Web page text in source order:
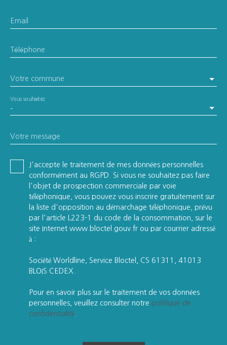
Email
Téléphone
Votre commune
-
Vous souhaitez
Votre message
J'accepte le traitement de mes données personnelles
conformément au RGPD. Si vous ne souhaitez pas faire
l'objet de prospection commerciale par voie
téléphonique, vous pouvez vous inscrire gratuitement sur
la liste d'opposition au démarchage téléphonique, prévu
par l'article L223-1 du code de la consommation, sur le
site Internet www.bloctel.gouv.fr ou par courrier adressé
à :
Société Worldline, Service Bloctel, CS 61311, 41013
BLOIS CEDEX.
Pour en savoir plus sur le traitement de vos données
personnelles, veuillez consulter notre politique de
confidentialité